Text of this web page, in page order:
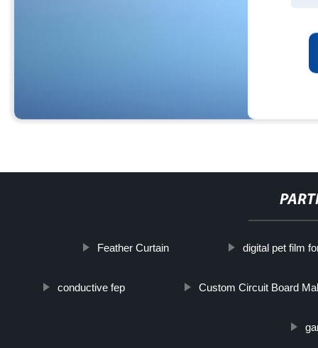
Feather Curtain digital pet film
conductive fep Custom Circuit Board